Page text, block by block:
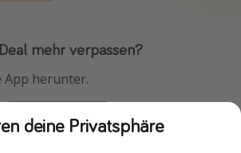
mehr verpassen?
App herunter.
deine Privatsphäre